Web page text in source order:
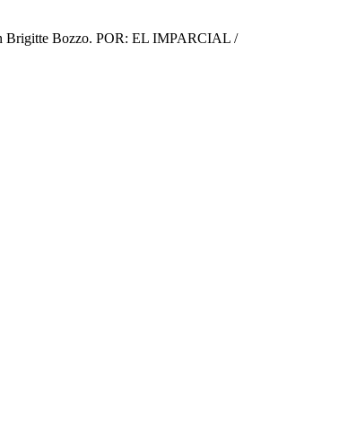
Brigitte Bozzo. POR: EL IMPARCIAL /